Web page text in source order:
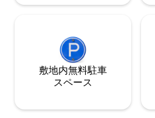
敷地内無料駐⁠車
ス⁠ペ⁠ー⁠ス